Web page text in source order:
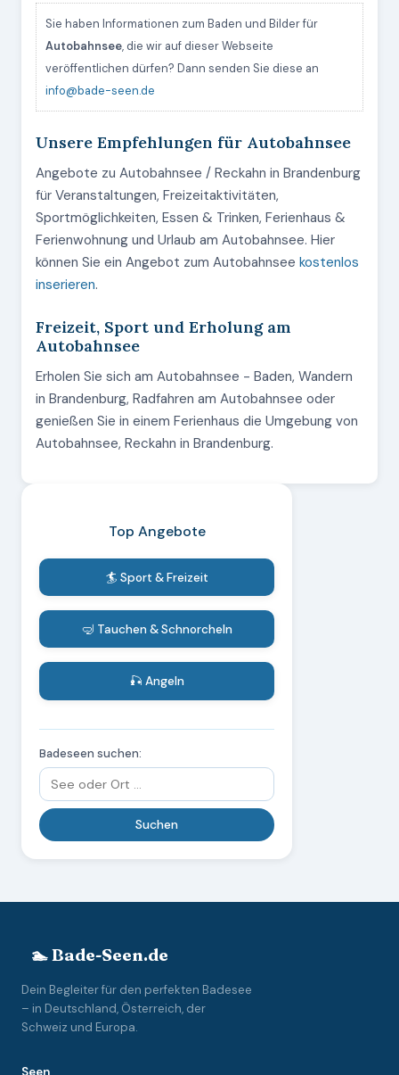
Sie haben Informationen zum Baden und Bilder für
Autobahnsee, die wir auf dieser Webseite
veröffentlichen dürfen? Dann senden Sie diese an
info@bade-seen.de
Unsere Empfehlungen für Autobahnsee
Angebote zu Autobahnsee / Reckahn in Brandenburg
für Veranstaltungen, Freizeitaktivitäten,
Sportmöglichkeiten, Essen & Trinken, Ferienhaus &
Ferienwohnung und Urlaub am Autobahnsee. Hier
können Sie ein Angebot zum Autobahnsee kostenlos
inserieren.
Freizeit, Sport und Erholung am
Autobahnsee
Erholen Sie sich am Autobahnsee - Baden, Wandern
in Brandenburg, Radfahren am Autobahnsee oder
genießen Sie in einem Ferienhaus die Umgebung von
Autobahnsee, Reckahn in Brandenburg.
Top Angebote
🏄 Sport & Freizeit
🤿 Tauchen & Schnorcheln
🎣 Angeln
Badeseen suchen:
🏊 Bade-Seen.de
Dein Begleiter für den perfekten Badesee
– in Deutschland, Österreich, der
Schweiz und Europa.